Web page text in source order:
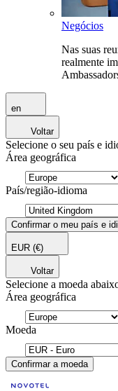
Negócios
Nas suas
realmente
en
Voltar
Selecione o seu país e
Área geográfica
País/região-idioma
Confirmar o meu país e
EUR (€)
Voltar
Selecione a moeda
Área geográfica
Moeda
Confirmar a moeda